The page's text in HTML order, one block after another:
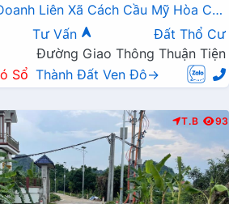
Liên Xã Cách Cầu Mỹ Hòa Chỉ
Tư Vấn
Đất Thổ Cư
Đường Giao Thông Thuận Tiện
Sổ Thành Đất Ven Đô→
T.B 93